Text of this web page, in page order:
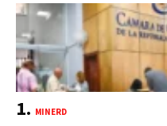
MINERD